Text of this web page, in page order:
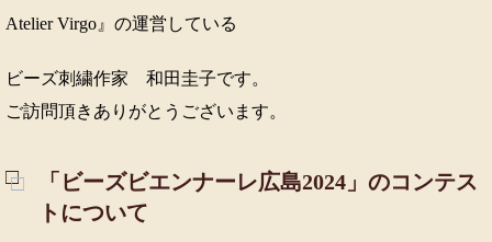
Atelier Virgo』の運営している
ビーズ刺繍作家 和田圭子です。
ご訪問頂きありがとうございます。
「ビーズビエンナーレ広島2024」のコンテス
トについて